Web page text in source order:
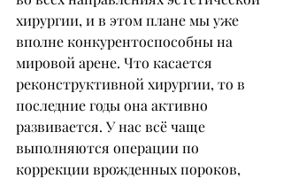
хирургии, и в этом плане мы уже
вполне конкурентоспособны на
мировой арене. Что касается
реконструктивной хирургии, то в
последние годы она активно
развивается. У нас всё чаще
выполняются операции по
коррекции врожденных пороков,